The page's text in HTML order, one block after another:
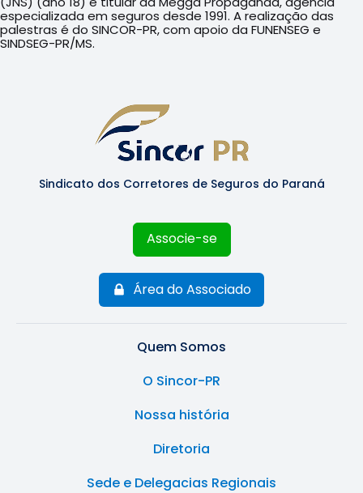
especializada em seguros desde 1991. A realização das
palestras é do SINCOR-PR, com apoio da FUNENSEG e
SINDSEG-PR/MS.
Sindicato dos Corretores de Seguros do Paraná
Associe-se
Área do Associado
Quem Somos
O Sincor-PR
Nossa história
Diretoria
Sede e Delegacias Regionais